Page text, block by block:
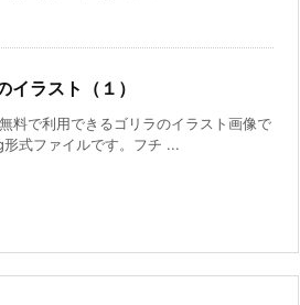
イラスト（１）
料で利用できるゴリラのイラスト画像で
式ファイルです。フチ ...